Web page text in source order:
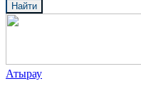
Найти
Атырау